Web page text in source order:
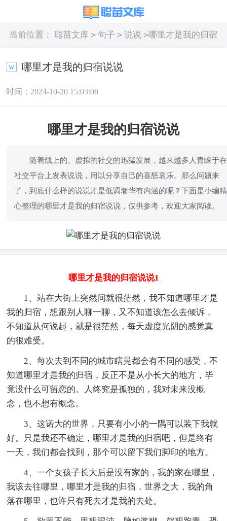
当前位置： 聪苗文库 > 句子 > 说说 >哪里才是我的归宿
哪里才是我的归宿说说
时间：2024-10-20 15:03:08
哪里才是我的归宿说说
随着线上的、虚拟的社交的迅猛发展，越来越多人青睐于在
社交平台上发表说说，用以分享自己的喜怒哀乐。那么问题来
了，到底什么样的说说才是低调奢华有内涵的呢？下面是小编精
心整理的哪里才是我的归宿说说，仅供参考，欢迎大家阅读。
哪里才是我的归宿说说1
1、站在大街上突然间就很茫然，我不知道哪里才是
我的归宿，想跟别人聊一聊，又不知道该怎么去倾诉，
不知道从何说起，就是很茫然，每天虚度光阴的感觉真
的很难受。
2、每次去到不同的城市瞎晃都会有不同的感受，不
知道哪里才是我的归宿，反正不是从小长大的地方，毕
竟没什么可留恋的。人终究是孤独的，我对未来没概
念，也不想有概念。
3、这诺大的世界，只要有小小的一隅可以装下我就
好。只是我还不确定，哪里才是我的归宿吧，但是终有
一天，我们都会找到，那个可以留下我们脚印的地方。
4、一个女孩子长大后是没有家的，我的家在哪里，
我该去往哪里，哪里才是我的归宿，世界之大，我的角
落在哪里，也许只有死去才是我的去处。